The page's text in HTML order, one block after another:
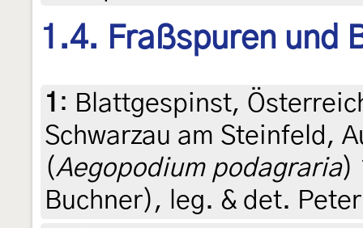
1.4. Fraßspuren und
1 : Blattgespinst,
Schwarzau am Steinfeld,
(Aegopodium podagraria)
Buchner), leg. & det.